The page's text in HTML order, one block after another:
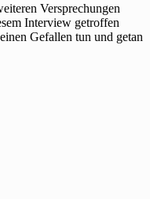
Versprechungen
Interview getroffen
Gefallen tun und getan